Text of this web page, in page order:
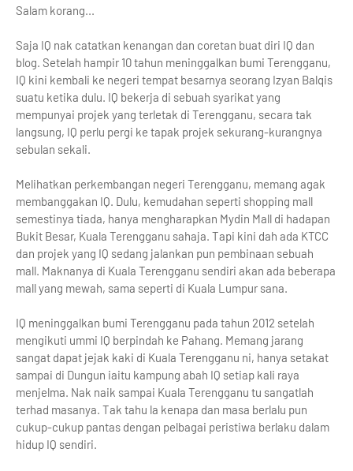
Salam korang...
Saja IQ nak catatkan kenangan dan coretan buat diri IQ dan
blog. Setelah hampir 10 tahun meninggalkan bumi Terengganu,
IQ kini kembali ke negeri tempat besarnya seorang Izyan Balqis
suatu ketika dulu. IQ bekerja di sebuah syarikat yang
mempunyai projek yang terletak di Terengganu, secara tak
langsung, IQ perlu pergi ke tapak projek sekurang-kurangnya
sebulan sekali.
Melihatkan perkembangan negeri Terengganu, memang agak
membanggakan IQ. Dulu, kemudahan seperti shopping mall
semestinya tiada, hanya mengharapkan Mydin Mall di hadapan
Bukit Besar, Kuala Terengganu sahaja. Tapi kini dah ada KTCC
dan projek yang IQ sedang jalankan pun pembinaan sebuah
mall. Maknanya di Kuala Terengganu sendiri akan ada beberapa
mall yang mewah, sama seperti di Kuala Lumpur sana.
IQ meninggalkan bumi Terengganu pada tahun 2012 setelah
mengikuti ummi IQ berpindah ke Pahang. Memang jarang
sangat dapat jejak kaki di Kuala Terengganu ni, hanya setakat
sampai di Dungun iaitu kampung abah IQ setiap kali raya
menjelma. Nak naik sampai Kuala Terengganu tu sangatlah
terhad masanya. Tak tahu la kenapa dan masa berlalu pun
cukup-cukup pantas dengan pelbagai peristiwa berlaku dalam
hidup IQ sendiri.